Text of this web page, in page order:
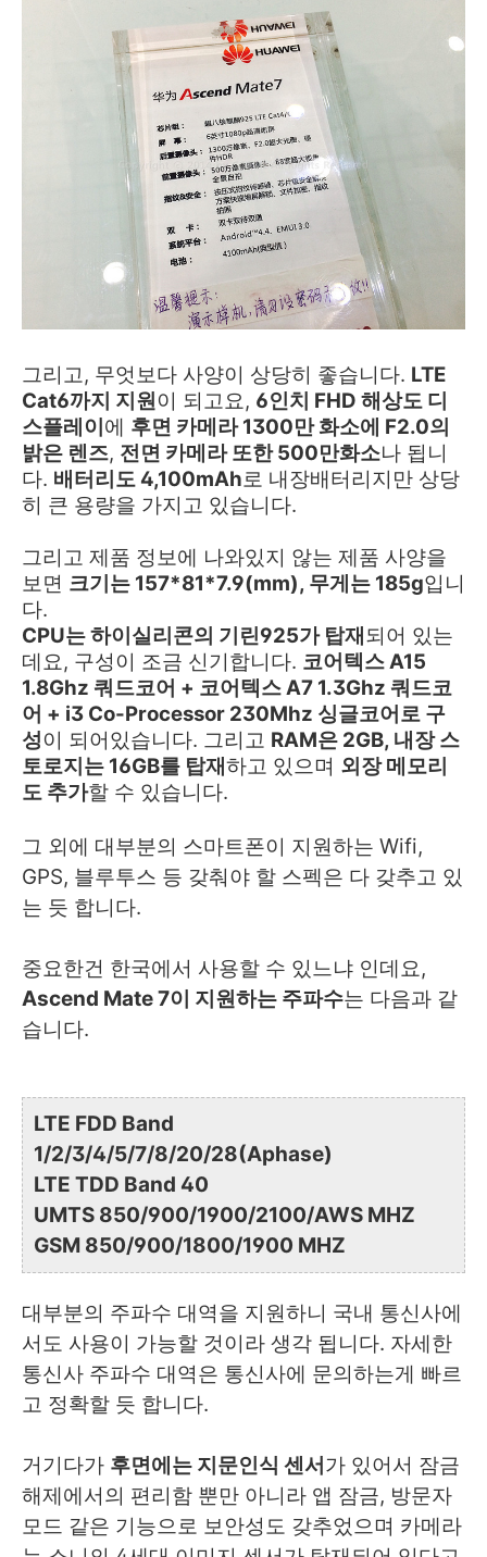
그리고, 무엇보다 사양이 상당히 좋습니다. LTE
Cat6까지 지원이 되고요, 6인치 FHD 해상도 디
스플레이 에 후면 카메라 1300만 화소에 F2.0의
밝은 렌즈, 전면 카메라 또한 500만화소나 됩니
다. 배터리도 4,100mAh로 내장배터리지만 상당
히 큰 용량을 가지고 있습니다.
그리고 제품 정보에 나와있지 않는 제품 사양을
보면 크기는 157*81*7.9(mm), 무게는 185g입니
다.
CPU는 하이실리콘의 기린925가 탑재 되어 있는
데요, 구성이 조금 신기합니다. 코어텍스 A15
1.8Ghz 쿼드코어 + 코어텍스 A7 1.3Ghz 쿼드코
어 + i3 Co-Processor 230Mhz 싱글코어로 구
성이 되어있습니다. 그리고 RAM은 2GB, 내장 스
토로지는 16GB를 탑재하고 있으며 외장 메모리
도 추가할 수 있습니다.
그 외에 대부분의 스마트폰이 지원하는 Wifi,
GPS, 블루투스 등 갖춰야 할 스펙은 다 갖추고 있
는 듯 합니다.
중요한건 한국에서 사용할 수 있느냐 인데요,
Ascend Mate 7이 지원하는 주파수는 다음과 같
습니다.
LTE FDD Band
1/2/3/4/5/7/8/20/28(Aphase)
LTE TDD Band 40
UMTS 850/900/1900/2100/AWS MHZ
GSM 850/900/1800/1900 MHZ
대부분의 주파수 대역을 지원하니 국내 통신사에
서도 사용이 가능할 것이라 생각 됩니다. 자세한
통신사 주파수 대역은 통신사에 문의하는게 빠르
고 정확할 듯 합니다.
거기다가 후면에는 지문인식 센서 가 있어서 잠금
해제에서의 편리함 뿐만 아니라 앱 잠금, 방문자
모드 같은 기능으로 보안성도 갖추었으며 카메라